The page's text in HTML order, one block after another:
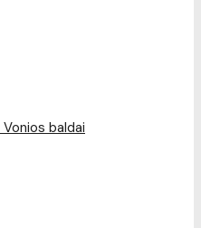
Vonios baldai